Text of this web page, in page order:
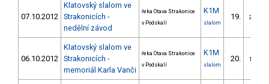
07.10.2012
Klatovský slalom ve
Strakonicích -
nedělní závod
řeka Otava Strakonice
v Podskalí
K1M
slalom
19. 2/VS
06.10.2012
Klatovský slalom ve
Strakonicích -
memoriál Karla Vanči
řeka Otava Strakonice
v Podskalí
K1M
slalom
20. 1/VS